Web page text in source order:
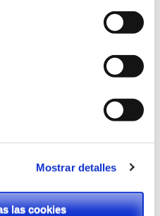
Mostrar detalles
las cookies
el funcionamiento del
y a distancia en la
por la que se
la Educación Secundaria
por parte del alumnado
enseñanzas
y de Danza o bien que
élite en la Comunitat